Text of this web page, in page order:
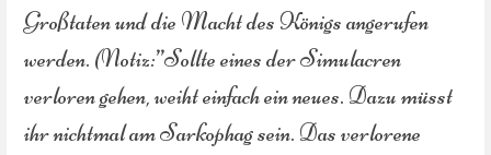
Großtaten und die Macht des Königs angerufen
werden. (Notiz:”Sollte eines der Simulacren
verloren gehen, weiht einfach ein neues. Dazu müsst
ihr nichtmal am Sarkophag sein. Das verlorene